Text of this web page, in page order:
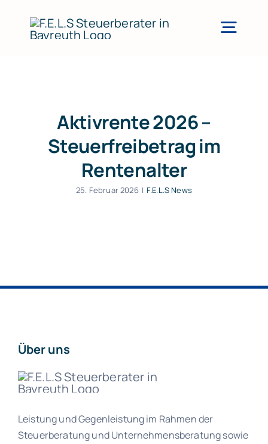
Inhalt
ERSTBERATUNG
TEAM
NEWSBLOG
Aktivrente 2026 –
Steuerfreibetrag im
Rentenalter
25. Februar 2026 | F.E.L.S News
Über uns
Leistung und Gegenleistung im Rahmen der
Steuerberatung und Unternehmensberatung sowie